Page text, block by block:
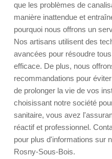
que les problèmes de
manière inattendue et
pourquoi nous offrons un
Nos artisans utilisent des
avancées pour résoudre
efficace. De plus, nous
recommandations pour
de prolonger la vie de vos
choisissant notre société
sanitaire, vous avez
réactif et professionnel.
pour plus d'informations sur
Rosny-Sous-Bois.